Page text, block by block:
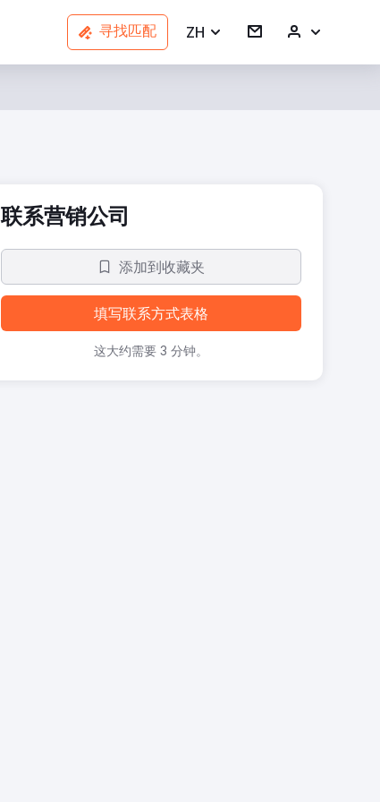
寻找匹配 ZH
联系营销公司
添加到收藏夹
填写联系方式表格
这大约需要 3 分钟。